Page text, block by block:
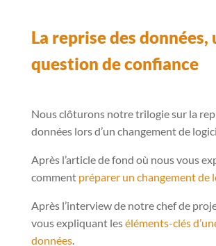
La reprise des données,
question de confiance
Nous clôturons notre trilogie sur la
données lors d’un changement de
Après l’article de fond où nous vous
comment préparer un changement de
Après l’interview de notre chef de
vous expliquant leséléments-clés
données.